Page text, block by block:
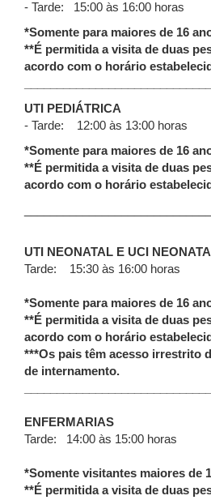
- Tarde: 15:00 às 16:00 horas
*Somente para maiores de 16
**É permitida a visita de duas
acordo com o horário
UTI PEDIÁTRICA
- Tarde: 12:00 às 13:00 horas
*Somente para maiores de 16
**É permitida a visita de duas
acordo com o horário
UTI NEONATAL E UCI
Tarde: 15:30 às 16:00 horas
*Somente para maiores de 16
**É permitida a visita de duas
acordo com o horário
***Os pais têm acesso irrestrito
de internamento.
ENFERMARIAS
Tarde: 14:00 às 15:00 horas
*Somente visitantes maiores de
**É permitida a visita de duas